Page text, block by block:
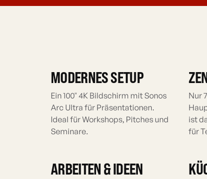
MODERNES SETUP
Ein 100" 4K Bildschirm mit Sonos
Arc Ultra für Präsentationen.
Ideal für Workshops, Pitches und
Seminare.
Nur
ist
für
ARBEITEN & IDEEN